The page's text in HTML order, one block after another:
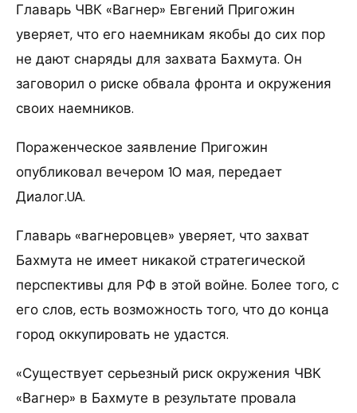
Главарь ЧВК «Вагнер» Евгений Пригожин
уверяет, что его наемникам якобы до сих пор
не дают снаряды для захвата Бахмута. Он
заговорил о риске обвала фронта и окружения
своих наемников.
Пораженческое заявление Пригожин
опубликовал вечером 10 мая, передает
Диалог.UA.
Главарь «вагнеровцев» уверяет, что захват
Бахмута не имеет никакой стратегической
перспективы для РФ в этой войне. Более того, с
его слов, есть возможность того, что до конца
город оккупировать не удастся.
«Существует серьезный риск окружения ЧВК
«Вагнер» в Бахмуте в результате провала